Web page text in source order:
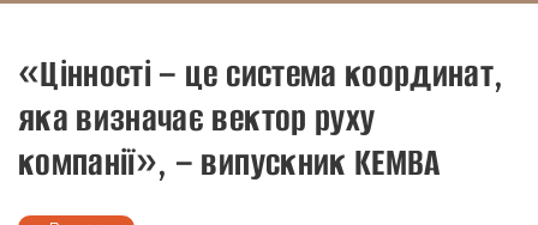
«Цінності – це система координат,
яка визначає вектор руху
компанії», – випускник KEMBA